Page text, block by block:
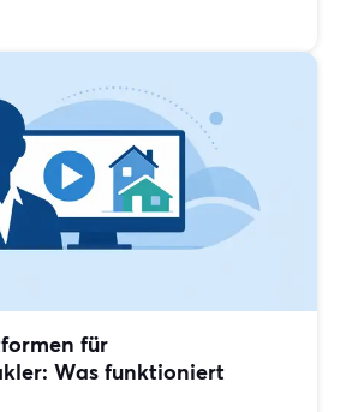
für
Was funktioniert